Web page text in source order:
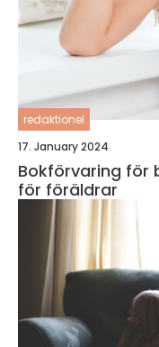
redaktionel
17. January 2024
Bokförvaring för
för föräldrar